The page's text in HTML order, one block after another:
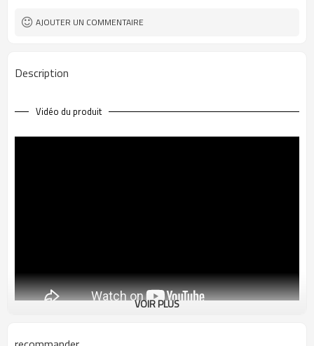
AJOUTER UN COMMENTAIRE
Description
Vidéo du produit
Description du produit
VOIR PLUS